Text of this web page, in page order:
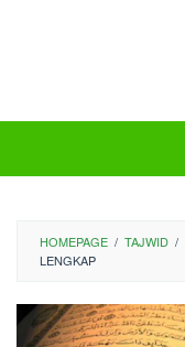
HOMEPAGE / TAJWID /
LENGKAP